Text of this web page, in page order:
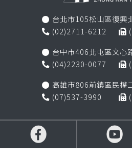
 台北市105松山區復興
 (02)2711-6212 
 台中市406北屯區文心
 (04)2230-0077 
 高雄市806前鎮區民權
 (07)537-3990 